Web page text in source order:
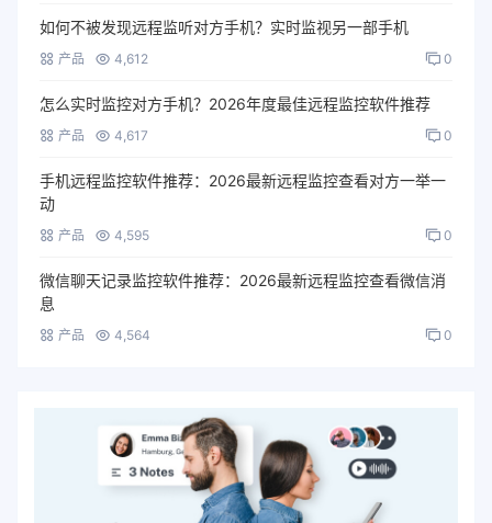
如何不被发现远程监听对方手机？实时监视另一部手机
产品 4,612 0
怎么实时监控对方手机？2026年度最佳远程监控软件推荐
产品 4,617 0
手机远程监控软件推荐：2026最新远程监控查看对方一举一
动
产品 4,595 0
微信聊天记录监控软件推荐：2026最新远程监控查看微信消
息
产品 4,564 0